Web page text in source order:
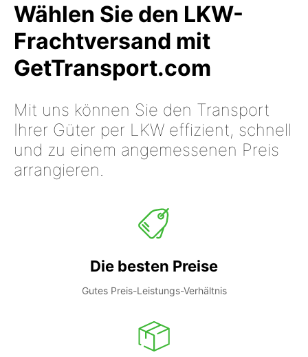
Wählen Sie den LKW-
Frachtversand mit
GetTransport.com
Mit uns können Sie den Transport
Ihrer Güter per LKW effizient, schnell
und zu einem angemessenen Preis
arrangieren.
Die besten Preise
Gutes Preis-Leistungs-Verhältnis